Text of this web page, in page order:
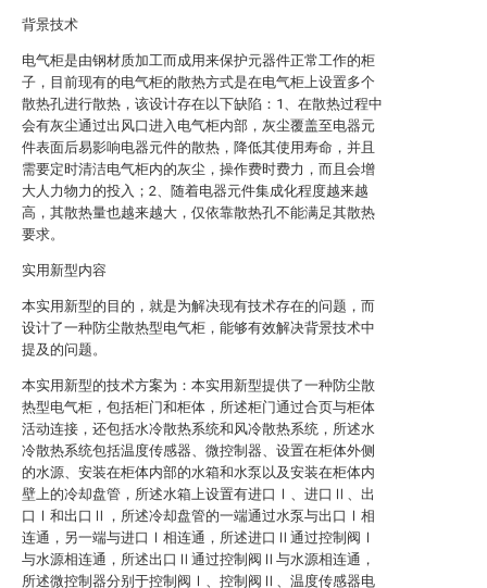
背景技术
电气柜是由钢材质加工而成用来保护元器件正常工作的柜
子，目前现有的电气柜的散热方式是在电气柜上设置多个
散热孔进行散热，该设计存在以下缺陷：1、在散热过程中
会有灰尘通过出风口进入电气柜内部，灰尘覆盖至电器元
件表面后易影响电器元件的散热，降低其使用寿命，并且
需要定时清洁电气柜内的灰尘，操作费时费力，而且会增
大人力物力的投入；2、随着电器元件集成化程度越来越
高，其散热量也越来越大，仅依靠散热孔不能满足其散热
要求。
实用新型内容
本实用新型的目的，就是为解决现有技术存在的问题，而
设计了一种防尘散热型电气柜，能够有效解决背景技术中
提及的问题。
本实用新型的技术方案为：本实用新型提供了一种防尘散
热型电气柜，包括柜门和柜体，所述柜门通过合页与柜体
活动连接，还包括水冷散热系统和风冷散热系统，所述水
冷散热系统包括温度传感器、微控制器、设置在柜体外侧
的水源、安装在柜体内部的水箱和水泵以及安装在柜体内
壁上的冷却盘管，所述水箱上设置有进口Ⅰ、进口Ⅱ、出
口Ⅰ和出口Ⅱ，所述冷却盘管的一端通过水泵与出口Ⅰ相
连通，另一端与进口Ⅰ相连通，所述进口Ⅱ通过控制阀Ⅰ
与水源相连通，所述出口Ⅱ通过控制阀Ⅱ与水源相连通，
所述微控制器分别于控制阀Ⅰ、控制阀Ⅱ、温度传感器电